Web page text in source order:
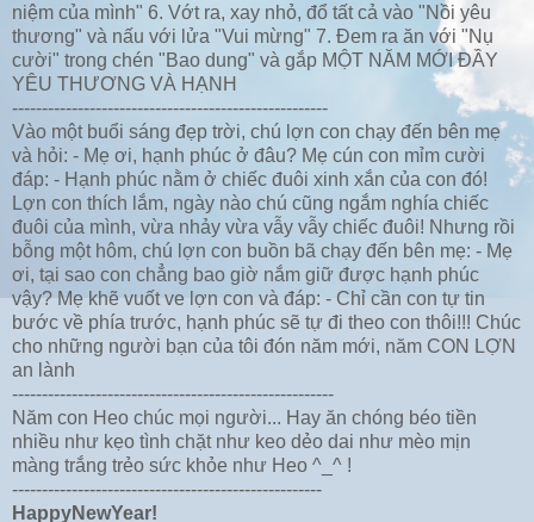
niệm của mình" 6. Vớt ra, xay nhỏ, đổ tất cả vào "Nồi yêu
thương" và nấu với lửa "Vui mừng" 7. Đem ra ăn với "Nụ
cười" trong chén "Bao dung" và gắp MỘT NĂM MỚI ĐẦY
YÊU THƯƠNG VÀ HẠNH
-----------------------------------------------------
Vào một buổi sáng đẹp trời, chú lợn con chạy đến bên mẹ
và hỏi: - Mẹ ơi, hạnh phúc ở đâu? Mẹ cún con mỉm cười
đáp: - Hạnh phúc nằm ở chiếc đuôi xinh xắn của con đó!
Lợn con thích lắm, ngày nào chú cũng ngắm nghía chiếc
đuôi của mình, vừa nhảy vừa vẫy vẫy chiếc đuôi! Nhưng rồi
bỗng một hôm, chú lợn con buồn bã chạy đến bên mẹ: - Mẹ
ơi, tại sao con chẳng bao giờ nắm giữ được hạnh phúc
vậy? Mẹ khẽ vuốt ve lợn con và đáp: - Chỉ cần con tự tin
bước về phía trước, hạnh phúc sẽ tự đi theo con thôi!!! Chúc
cho những người bạn của tôi đón năm mới, năm CON LỢN
an lành
------------------------------------------------------
Năm con Heo chúc mọi người... Hay ăn chóng béo tiền
nhiều như kẹo tình chặt như keo dẻo dai như mèo mịn
màng trắng trẻo sức khỏe như Heo ^_^ !
----------------------------------------------------
HappyNewYear!